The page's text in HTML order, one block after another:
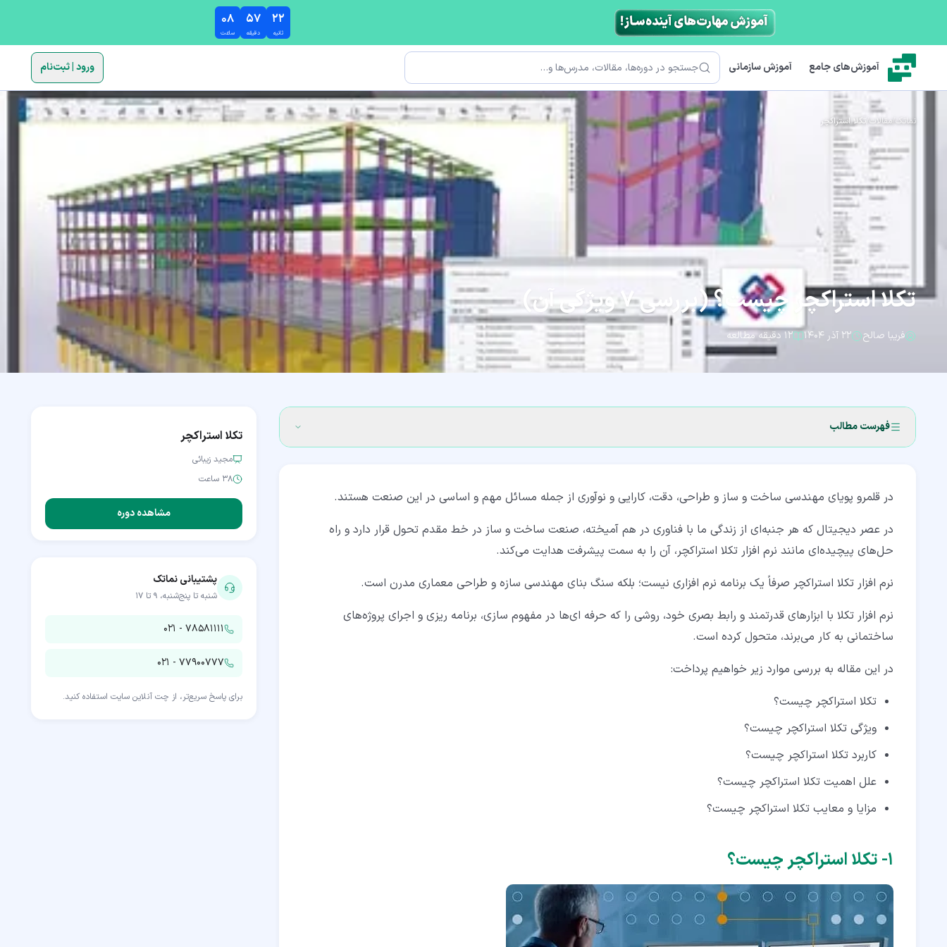
۰۸
ساعت
۵۷
دقیقه
۲۱
ثانیه
آموزش‌های جامع آموزش سازمانی جستجو ورود | ثبت‌نام
نماتک /مقالات/تکلا استراکچر
تکلا استراکچر چیست؟ (بررسی 7 ویژگی آن)
فریبا صالح ۲۲ آذر ۱۴۰۴ ۱۲ دقیقه مطالعه
فهرست مطالب
۱‏-‏۱‏- در چه پروژه‌های از تکلا استراکچر استفاده شده است؟
۲‏- ویژگی‌های تکلا استراکچر چیست؟
۲‏-‏۱‏- پنل ناوبری
۲‏-‏۲‏- ابزارهای مدل سازی
۲‏-‏۳‏- ویرایشگر طراحی
۲‏-‏۴‏- نماها یا View مدل
۲‏-‏۵‏- گزینه‌های سفارشی سازی
۲‏-‏۶‏- ادغام با سایر نرم افزارها
۲‏-‏۷‏- اتوماسیون مدل سازی
۲‏-‏۸‏- تجسم و رندرینگ
۳‏-‏۱‏- مدل سازی دقیق
۳‏-‏۳‏- بهینه سازی طراحی
۳‏-‏۴‏- تشخیص برخورد و هماهنگی
۳‏-‏۵‏- جزئیات و ساخت
در قلمرو پویای مهندسی ساخت و ساز و طراحی، دقت، کارایی و نوآوری از جمله مسائل مهم و اساسی در این صنعت هستند.
در عصر دیجیتال که هر جنبه‌ای از زندگی ما با فناوری در هم آمیخته، صنعت ساخت و ساز در خط مقدم تحول قرار دارد و راه
حل‌های پیچیده‌ای مانند نرم افزار تکلا استراکچر، آن را به سمت پیشرفت هدایت می‌کند.
نرم افزار تکلا استراکچر صرفاً یک برنامه نرم افزاری نیست؛ بلکه سنگ بنای مهندسی سازه و طراحی معماری مدرن است.
نرم افزار تکلا با ابزارهای قدرتمند و رابط بصری خود، روشی را که حرفه ای‌ها در مفهوم سازی، برنامه ریزی و اجرای پروژه‌های
ساختمانی به کار می‌برند، متحول کرده است.
در این مقاله به بررسی موارد زیر خواهیم پرداخت:
تکلا استراکچر چیست؟
ویژگی تکلا استراکچر چیست؟
کاربرد تکلا استراکچر چیست؟
علل اهمیت تکلا استراکچر چیست؟
مزایا و معایب تکلا استراکچر چیست؟
۱‏- تکلا استراکچر چیست؟
تکلا استراکچر
مجید زیبائی
۳۸ ساعت
مشاهده دوره
پشتیبانی نماتک
شنبه تا پنج‌شنبه، ۹ تا ۱۷
۰۲۱ - ۷۸۵۸۱۱۱۱
۰۲۱ - ۷۷۹۰۰۷۷۷
برای پاسخ سریع‌تر، از چت آنلاین سایت استفاده کنید.